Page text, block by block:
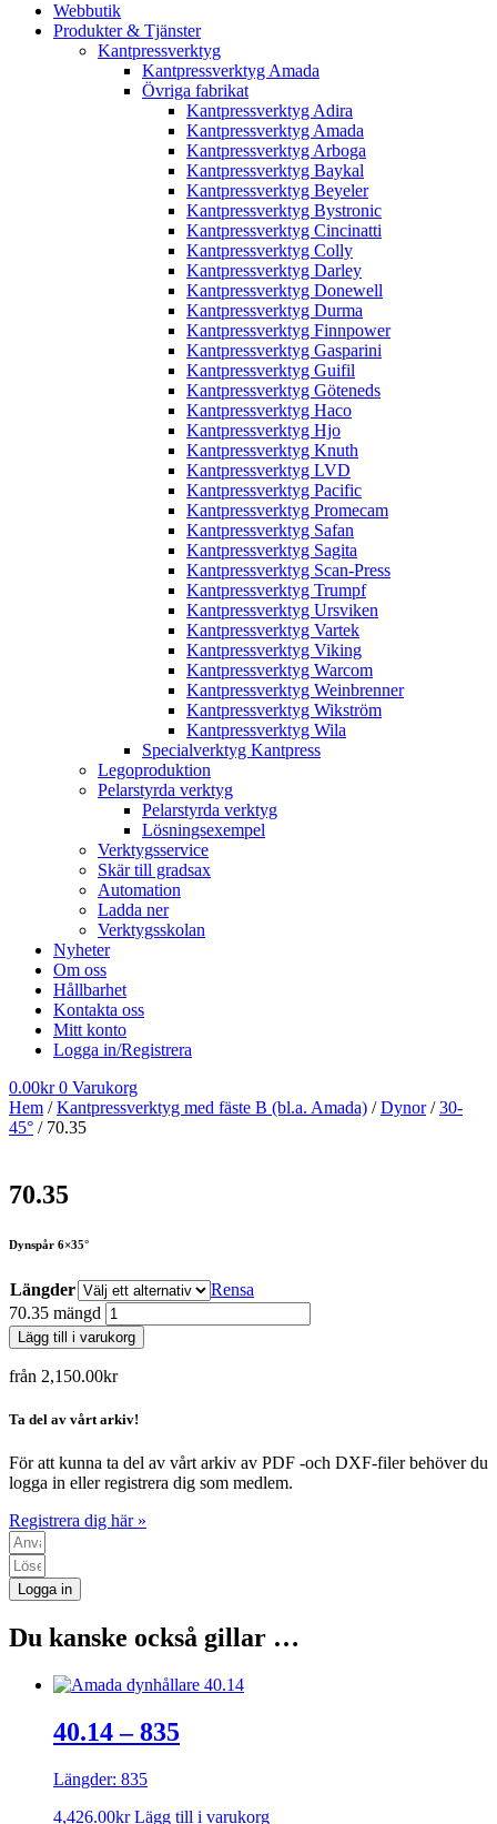
Webbutik
Produkter & Tjänster
Kantpressverktyg
Kantpressverktyg Amada
Övriga fabrikat
Kantpressverktyg Adira
Kantpressverktyg Amada
Kantpressverktyg Arboga
Kantpressverktyg Baykal
Kantpressverktyg Beyeler
Kantpressverktyg Bystronic
Kantpressverktyg Cincinatti
Kantpressverktyg Colly
Kantpressverktyg Darley
Kantpressverktyg Donewell
Kantpressverktyg Durma
Kantpressverktyg Finnpower
Kantpressverktyg Gasparini
Kantpressverktyg Guifil
Kantpressverktyg Göteneds
Kantpressverktyg Haco
Kantpressverktyg Hjo
Kantpressverktyg Knuth
Kantpressverktyg LVD
Kantpressverktyg Pacific
Kantpressverktyg Promecam
Kantpressverktyg Safan
Kantpressverktyg Sagita
Kantpressverktyg Scan-Press
Kantpressverktyg Trumpf
Kantpressverktyg Ursviken
Kantpressverktyg Vartek
Kantpressverktyg Viking
Kantpressverktyg Warcom
Kantpressverktyg Weinbrenner
Kantpressverktyg Wikström
Kantpressverktyg Wila
Specialverktyg Kantpress
Legoproduktion
Pelarstyrda verktyg
Pelarstyrda verktyg
Lösningsexempel
Verktygsservice
Skär till gradsax
Automation
Ladda ner
Verktygsskolan
Nyheter
Om oss
Hållbarhet
Kontakta oss
Mitt konto
Logga in/Registrera
0.00kr 0 Varukorg
Hem /Kantpressverktyg med fäste B (bl.a. Amada) /Dynor/30-
45° / 70.35
70.35
Dynspår 6×35°
Längder
Rensa
70.35 mängd
Lägg till i varukorg
från 2,150.00kr
Ta del av vårt arkiv!
För att kunna ta del av vårt arkiv av PDF -och DXF-filer behöver du
logga in eller registrera dig som medlem.
Registrera dig här »
Logga in
Du kanske också gillar …
40.14 – 835
Längder: 835
4,426.00kr Lägg till i varukorg